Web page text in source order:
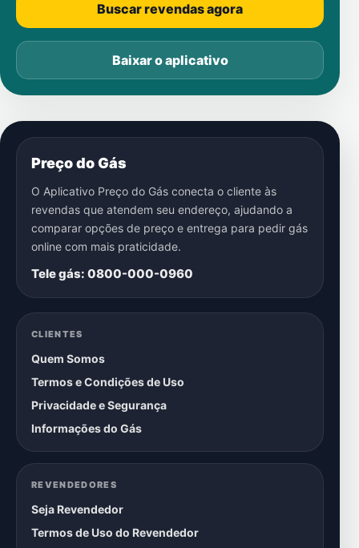
Buscar revendas agora
Baixar o aplicativo
Preço do Gás
O Aplicativo Preço do Gás conecta o cliente às
revendas que atendem seu endereço, ajudando a
comparar opções de preço e entrega para pedir gás
online com mais praticidade.
Tele gás: 0800-000-0960
CLIENTES
Quem Somos
Termos e Condições de Uso
Privacidade e Segurança
Informações do Gás
REVENDEDORES
Seja Revendedor
Termos de Uso do Revendedor